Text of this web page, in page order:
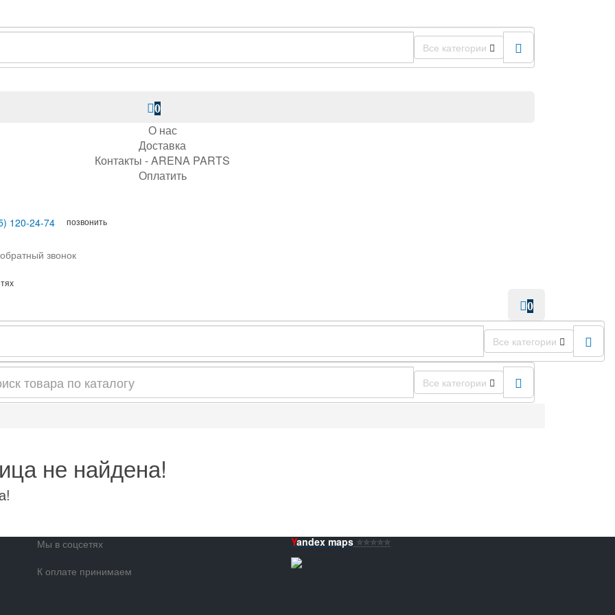
Все категории
0
О нас
Доставка
Контакты - ARENA PARTS
Оплатить
120-24-74 позвонить
звонок
0
Все категории
Все категории
не найдена!
Мы в соцсетях
К оплате принимаем
Yandex maps ⭐️⭐️⭐️⭐️⭐️